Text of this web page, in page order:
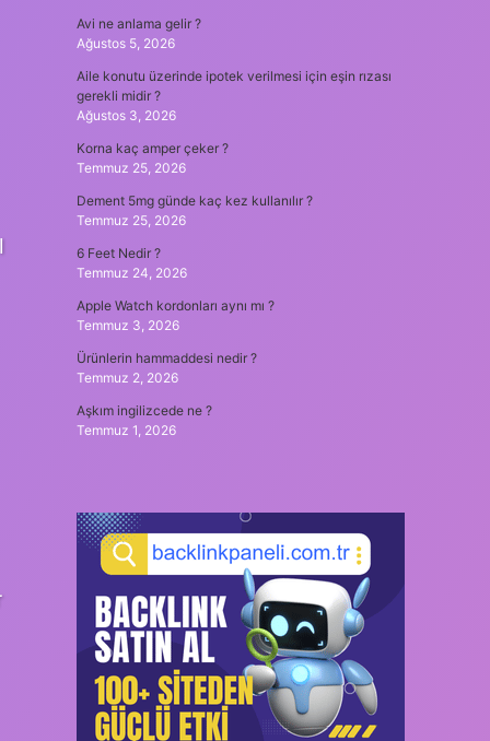
Avi ne anlama gelir ?
Ağustos 5, 2026
Aile konutu üzerinde ipotek verilmesi için eşin rızası
gerekli midir ?
Ağustos 3, 2026
Korna kaç amper çeker ?
Temmuz 25, 2026
Dement 5mg günde kaç kez kullanılır ?
Temmuz 25, 2026
6 Feet Nedir ?
Temmuz 24, 2026
Apple Watch kordonları aynı mı ?
Temmuz 3, 2026
Ürünlerin hammaddesi nedir ?
Temmuz 2, 2026
Aşkım ingilizcede ne ?
Temmuz 1, 2026